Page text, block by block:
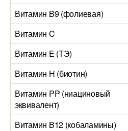
Витамин B9 (фолиевая)
Витамин C
Витамин E (ТЭ)
Витамин H (биотин)
Витамин PP (ниациновый
эквивалент)
Витамин B12 (кобаламины)